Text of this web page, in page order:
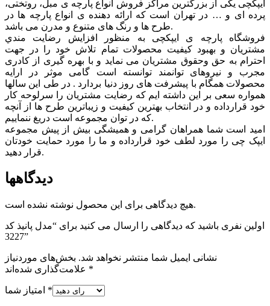
ایپکچی یکی از بزرگترین مراکز فروش انواع پارچه ی مبل، روتختی،
پرده ای و … در تهران است که ارائه دهنده ی انواع پارچه ها در
طرح ها و رنگ های متنوع و مدرن می باشد.
فروشگاه پارچه ی ایپکچی به منظور افزايش رضايت مندي
مشتريان و بهبود کيفيت محصولات تمام تلاش خود را در جهت
احترام به حق وحقوق مشتريان می نماید و با بهره گیری از کادری
مجرب و نیروهای توانمند توانسته است گامی موثر در ارايه
محصولات همگام با پیشرفت های روز دنیا بردارد . در طی این سالها
همواره سعی بر این داشته ایم که رضایت مشتریان را سرلوحه کار
خود قرارداده و در انتخاب بهترین کیفیت و زیباترین طرح ها از آنچه
که در توان مجموعه است دریغ ننماییم.
امید است شما همراهان گرامی و همیشگی بیش از پیش مجموعه
ایپک چی را مورد لطف خود قرارداده و ما را مورد حمایت خودتان
قرار دهید.
دیدگاهها
هیچ دیدگاهی برای این محصول نوشته نشده است.
اولین نفری باشید که دیدگاهی را ارسال می کنید برای “مدل پانیذ کد
3227”
نشانی ایمیل شما منتشر نخواهد شد. بخش‌های موردنیاز
*
*